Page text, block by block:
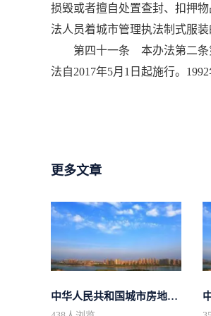
损毁或者擅自处置查封、扣
法人员着城市管理执法制式服
第四十一条 本办法第二条
法自2017年5月1日起施行。
更多文章
中华人民共和国城市房地产管理法